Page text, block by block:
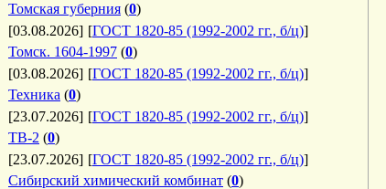
Томская губерния (0)
[03.08.2026] [ГОСТ 1820-85 (1992-2002 гг., б/ц)]
Томск. 1604-1997 (0)
[03.08.2026] [ГОСТ 1820-85 (1992-2002 гг., б/ц)]
Техника (0)
[23.07.2026] [ГОСТ 1820-85 (1992-2002 гг., б/ц)]
ТВ-2 (0)
[23.07.2026] [ГОСТ 1820-85 (1992-2002 гг., б/ц)]
Сибирский химический комбинат (0)